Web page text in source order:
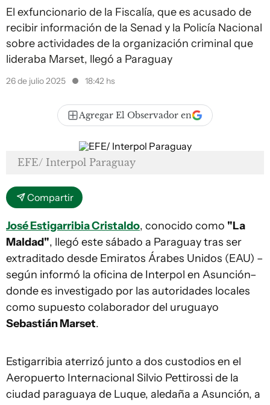
El exfuncionario de la Fiscalía, que es acusado de
recibir información de la Senad y la Policía Nacional
sobre actividades de la organización criminal que
lideraba Marset, llegó a Paraguay
26 de julio 2025 18:42 hs
Agregar El Observador en
EFE/ Interpol Paraguay
Compartir
José Estigarribia Cristaldo, conocido como "La
Maldad", llegó este sábado a Paraguay tras ser
extraditado desde Emiratos Árabes Unidos (EAU) –
según informó la oficina de Interpol en Asunción–
donde es investigado por las autoridades locales
como supuesto colaborador del uruguayo
Sebastián Marset.
Estigarribia aterrizó junto a dos custodios en el
Aeropuerto Internacional Silvio Pettirossi de la
ciudad paraguaya de Luque, aledaña a Asunción, a